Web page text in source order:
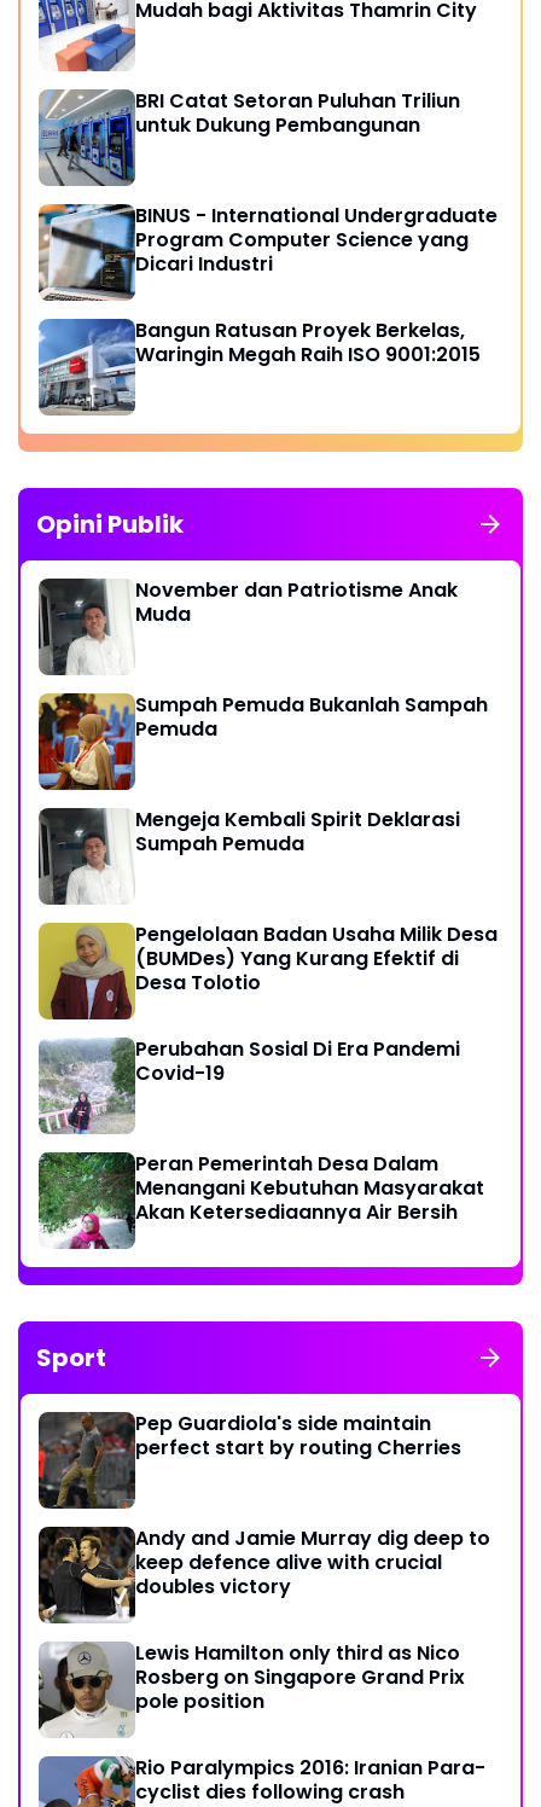
Mudah bagi Aktivitas Thamrin City
BRI Catat Setoran Puluhan Triliun
untuk Dukung Pembangunan
BINUS - International Undergraduate
Program Computer Science yang
Dicari Industri
Bangun Ratusan Proyek Berkelas,
Waringin Megah Raih ISO 9001:2015
Opini Publik
November dan Patriotisme Anak
Muda
Sumpah Pemuda Bukanlah Sampah
Pemuda
Mengeja Kembali Spirit Deklarasi
Sumpah Pemuda
Pengelolaan Badan Usaha Milik Desa
(BUMDes) Yang Kurang Efektif di
Desa Tolotio
Perubahan Sosial Di Era Pandemi
Covid-19
Peran Pemerintah Desa Dalam
Menangani Kebutuhan Masyarakat
Akan Ketersediaannya Air Bersih
Sport
Pep Guardiola's side maintain
perfect start by routing Cherries
Andy and Jamie Murray dig deep to
keep defence alive with crucial
doubles victory
Lewis Hamilton only third as Nico
Rosberg on Singapore Grand Prix
pole position
Rio Paralympics 2016: Iranian Para-
cyclist dies following crash